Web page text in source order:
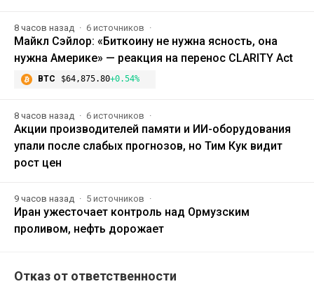
8 часов назад 6 источников
Майкл Сэйлор: «Биткоину не нужна ясность, она
нужна Америке» — реакция на перенос CLARITY Act
BTC $64,875.80+0.54%
8 часов назад 6 источников
Акции производителей памяти и ИИ-оборудования
упали после слабых прогнозов, но Тим Кук видит
рост цен
9 часов назад 5 источников
Иран ужесточает контроль над Ормузским
проливом, нефть дорожает
Отказ от ответственности